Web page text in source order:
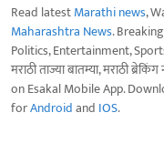
Read latestMarathi news,
Maharashtra News.
Politics, Entertainment,
मराठी ताज्या बातम्या, मराठी
on Esakal Mobile App.
forAndroidand IOS.